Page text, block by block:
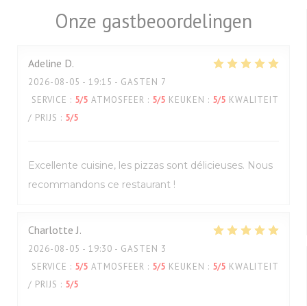
Onze gastbeoordelingen
Adeline D
2026-08-05 - 19:15 - GASTEN 7
SERVICE : 5/5 ATMOSFEER : 5/5 KEUKEN : 5/5 KWALITEIT
/ PRIJS : 5/5
Excellente cuisine, les pizzas sont délicieuses. Nous
recommandons ce restaurant !
Charlotte J
2026-08-05 - 19:30 - GASTEN 3
SERVICE : 5/5 ATMOSFEER : 5/5 KEUKEN : 5/5 KWALITEIT
/ PRIJS : 5/5